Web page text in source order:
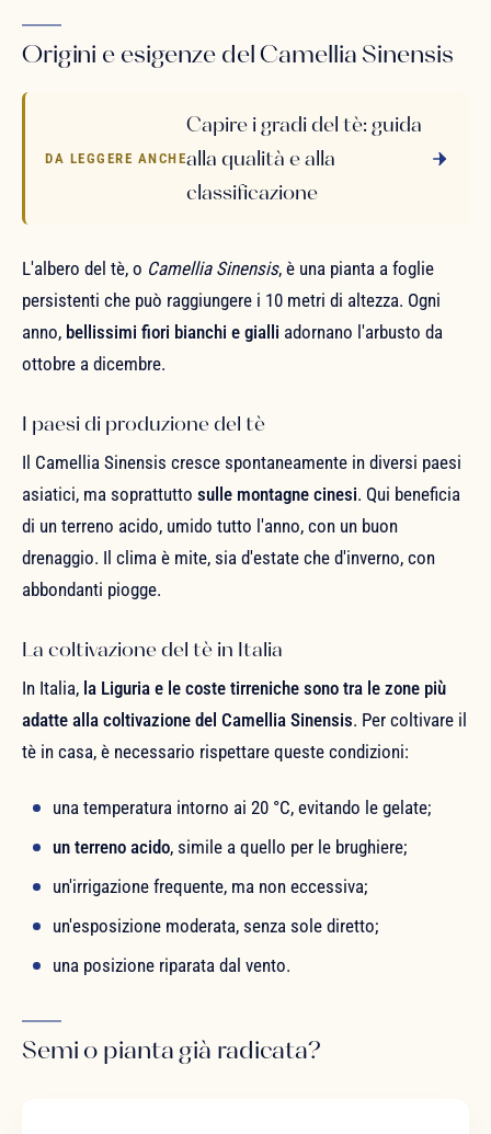
Origini e esigenze del Camellia Sinensis
DA LEGGERE ANCHE
Capire i gradi del tè: guida
alla qualità e alla
classificazione
L'albero del tè, o Camellia Sinensis, è una pianta a foglie
persistenti che può raggiungere i 10 metri di altezza. Ogni
anno, bellissimi fiori bianchi e gialli adornano l'arbusto da
ottobre a dicembre.
I paesi di produzione del tè
Il Camellia Sinensis cresce spontaneamente in diversi paesi
asiatici, ma soprattutto sulle montagne cinesi. Qui beneficia
di un terreno acido, umido tutto l'anno, con un buon
drenaggio. Il clima è mite, sia d'estate che d'inverno, con
abbondanti piogge.
La coltivazione del tè in Italia
In Italia, la Liguria e le coste tirreniche sono tra le zone più
adatte alla coltivazione del Camellia Sinensis. Per coltivare il
tè in casa, è necessario rispettare queste condizioni:
una temperatura intorno ai 20 °C, evitando le gelate;
un terreno acido, simile a quello per le brughiere;
un'irrigazione frequente, ma non eccessiva;
un'esposizione moderata, senza sole diretto;
una posizione riparata dal vento.
Semi o pianta già radicata?